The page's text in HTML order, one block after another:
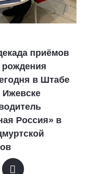
приёмов
в Штабе
Ижевске
Россия» в